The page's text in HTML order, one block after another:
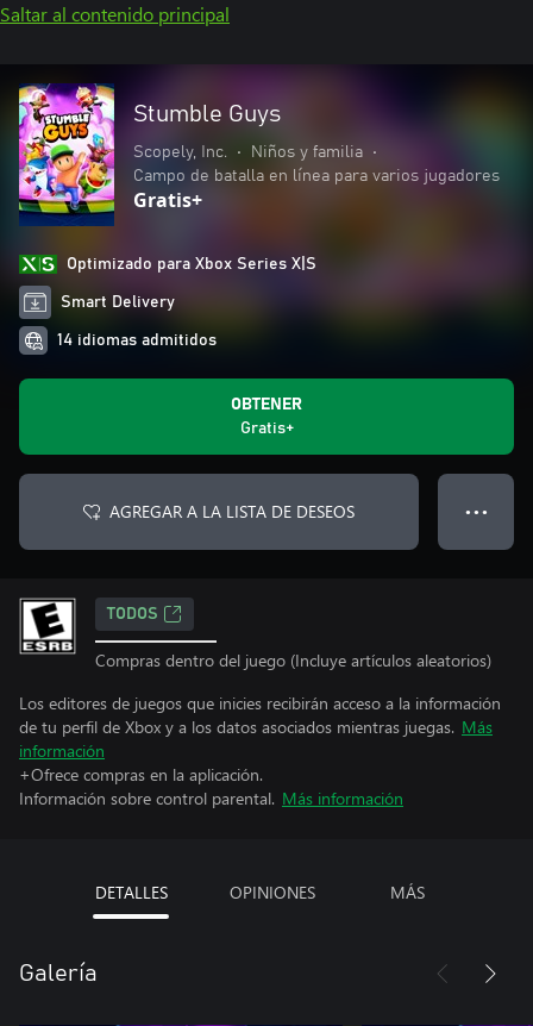
Saltar al contenido principal
Stumble Guys
Scopely, Inc. • Niños y familia
•
Campo de batalla en línea para varios jugadores
Gratis+
Optimizado para Xbox Series X|S
Smart Delivery
14 idiomas admitidos
OBTENER
Gratis+
AGREGAR A LA LISTA DE DESEOS ● ● ●
TODOS
Compras dentro del juego (Incluye artículos aleatorios)
Los editores de juegos que inicies recibirán acceso a la información
de tu perfil de Xbox y a los datos asociados mientras juegas. Más
información
+Ofrece compras en la aplicación.
Información sobre control parental. Más información
DETALLES OPINIONES MÁS
Galería